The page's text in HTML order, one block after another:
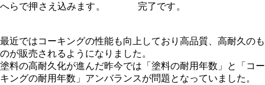
へらで押さえ込みます。 完了です。
最近ではコーキングの性能も向上しており高品質、高耐久のも
のが販売されるようになりました。
塗料の高耐久化が進んだ昨今では「塗料の耐用年数」と「コー
キングの耐用年数」アンバランスが問題となっていました。